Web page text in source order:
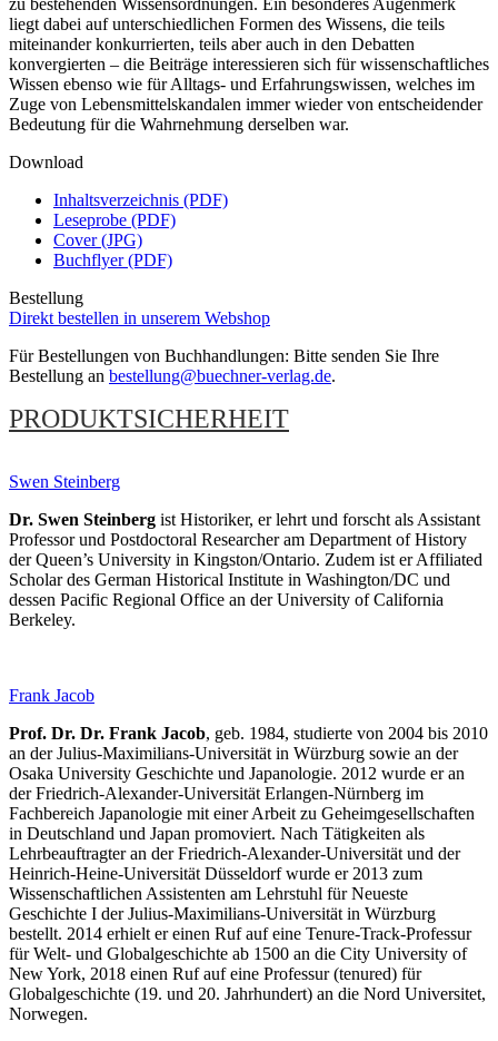
zu bestehenden Wissensordnungen. Ein besonderes Augenmerk
liegt dabei auf unterschiedlichen Formen des Wissens, die teils
miteinander konkurrierten, teils aber auch in den Debatten
konvergierten – die Beiträge interessieren sich für wissenschaftliches
Wissen ebenso wie für Alltags- und Erfahrungswissen, welches im
Zuge von Lebensmittelskandalen immer wieder von entscheidender
Bedeutung für die Wahrnehmung derselben war.
Download
Inhaltsverzeichnis (PDF)
Leseprobe (PDF)
Cover (JPG)
Buchflyer (PDF)
Bestellung
Direkt bestellen in unserem Webshop
Für Bestellungen von Buchhandlungen: Bitte senden Sie Ihre
Bestellung an bestellung@buechner-verlag.de.
PRODUKTSICHERHEIT
Swen Steinberg
Dr. Swen Steinberg ist Historiker, er lehrt und forscht als Assistant
Professor und Postdoctoral Researcher am Department of History
der Queen’s University in Kingston/Ontario. Zudem ist er Affiliated
Scholar des German Historical Institute in Washington/DC und
dessen Pacific Regional Office an der University of California
Berkeley.
Frank Jacob
Prof. Dr. Dr. Frank Jacob, geb. 1984, studierte von 2004 bis 2010
an der Julius-Maximilians-Universität in Würzburg sowie an der
Osaka University Geschichte und Japanologie. 2012 wurde er an
der Friedrich-Alexander-Universität Erlangen-Nürnberg im
Fachbereich Japanologie mit einer Arbeit zu Geheimgesellschaften
in Deutschland und Japan promoviert. Nach Tätigkeiten als
Lehrbeauftragter an der Friedrich-Alexander-Universität und der
Heinrich-Heine-Universität Düsseldorf wurde er 2013 zum
Wissenschaftlichen Assistenten am Lehrstuhl für Neueste
Geschichte I der Julius-Maximilians-Universität in Würzburg
bestellt. 2014 erhielt er einen Ruf auf eine Tenure-Track-Professur
für Welt- und Globalgeschichte ab 1500 an die City University of
New York, 2018 einen Ruf auf eine Professur (tenured) für
Globalgeschichte (19. und 20. Jahrhundert) an die Nord Universitet,
Norwegen.